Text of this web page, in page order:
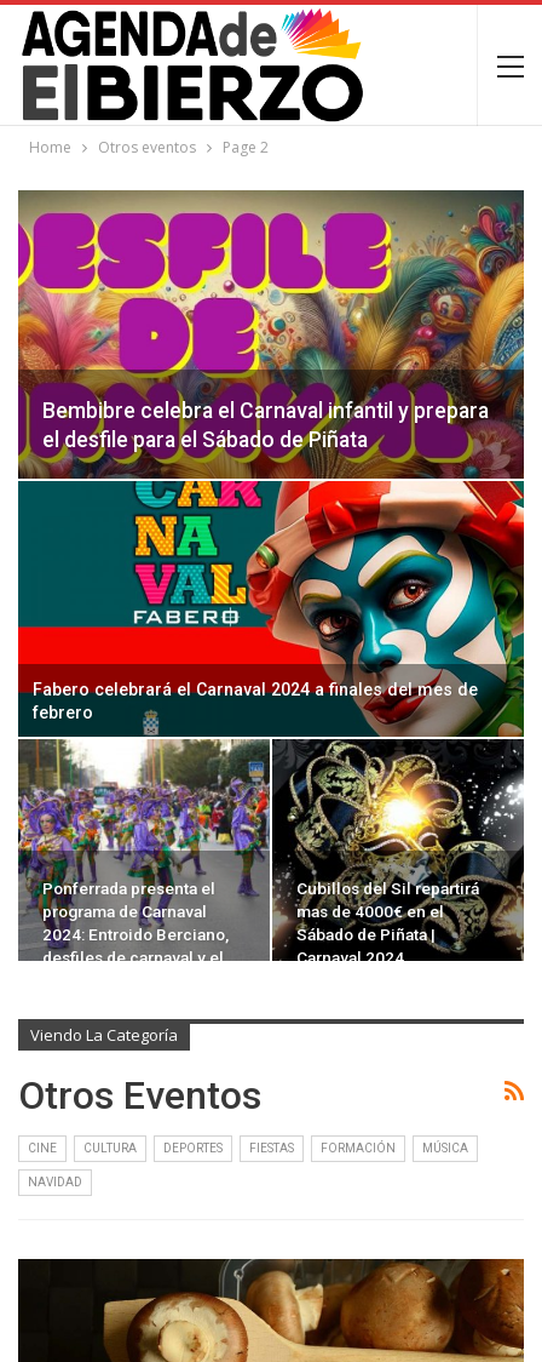
Home Otros eventos Page 2
Bembibre celebra el Carnaval infantil y prepara
el desfile para el Sábado de Piñata
Fabero celebrará el Carnaval 2024 a finales del mes de
febrero
Ponferrada presenta el
programa de Carnaval
2024: Entroido Berciano,
desfiles de carnaval y el…
Cubillos del Sil repartirá
mas de 4000€ en el
Sábado de Piñata |
Carnaval 2024
Viendo La Categoría
Otros Eventos
CINE CULTURA DEPORTES FIESTAS FORMACIÓN MÚSICA
NAVIDAD